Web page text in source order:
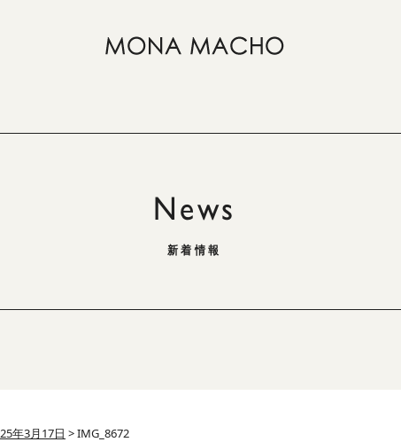
News
新着情報
年3月17日 >IMG_8672